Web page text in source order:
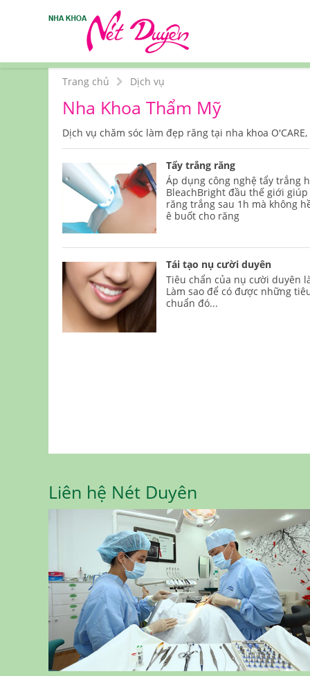
Trang chủ Dịch vụ
Nha Khoa Thẩm Mỹ
Dịch vụ chăm sóc làm đẹp răng tại nha khoa
Tẩy trắng răng
Áp dụng công nghệ tẩy trắng
BleachBright đầu thế giới
răng trắng sau 1h mà không
ê buốt cho răng
Tái tạo nụ cười duyên
Tiêu chẩn của nụ cười duyên
Làm sao để có được những
chuẩn đó...
Liên hệ Nét Duyên